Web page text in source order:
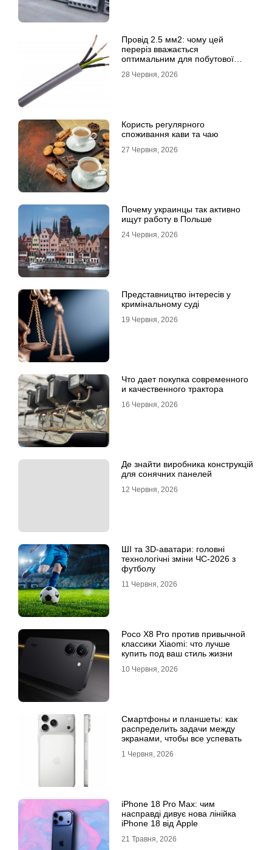
Провід 2.5 мм2: чому цей
переріз вважається
оптимальним для побутової
28 Червня, 2026
Користь регулярного
споживання кави та чаю
27 Червня, 2026
Почему украинцы так активно
ищут работу в Польше
24 Червня, 2026
Представництво інтересів у
кримінальному суді
19 Червня, 2026
Что дает покупка современного
и качественного трактора
16 Червня, 2026
Де знайти виробника конструкцій
для сонячних панелей
12 Червня, 2026
ШІ та 3D-аватари: головні
технологічні зміни ЧС-2026 з
футболу
11 Червня, 2026
Poco X8 Pro против привычной
классики Xiaomi: что лучше
купить под ваш стиль жизни
10 Червня, 2026
Смартфоны и планшеты: как
распределить задачи между
экранами, чтобы все успевать
1 Червня, 2026
iPhone 18 Pro Max: чим
насправді дивує нова лінійка
iPhone 18 від Apple
21 Травня, 2026